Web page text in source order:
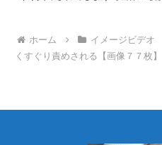
ホーム イメージビデオ
くすぐり責めされる【画像７７枚】